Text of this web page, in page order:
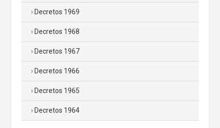
Decretos 1969
Decretos 1968
Decretos 1967
Decretos 1966
Decretos 1965
Decretos 1964